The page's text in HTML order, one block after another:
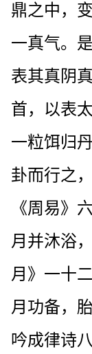
鼎之中，
一真气。
表其真阴
首，以表
一粒饵归
卦而行之
《周易》
月并沐浴
月》一十
月功备，
吟成律诗